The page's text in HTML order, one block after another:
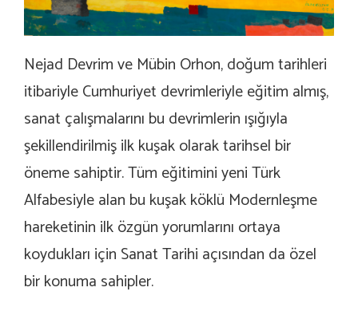
Nejad Devrim ve Mübin Orhon, doğum tarihleri
itibariyle Cumhuriyet devrimleriyle eğitim almış,
sanat çalışmalarını bu devrimlerin ışığıyla
şekillendirilmiş ilk kuşak olarak tarihsel bir
öneme sahiptir. Tüm eğitimini yeni Türk
Alfabesiyle alan bu kuşak köklü Modernleşme
hareketinin ilk özgün yorumlarını ortaya
koydukları için Sanat Tarihi açısından da özel
bir konuma sahipler.